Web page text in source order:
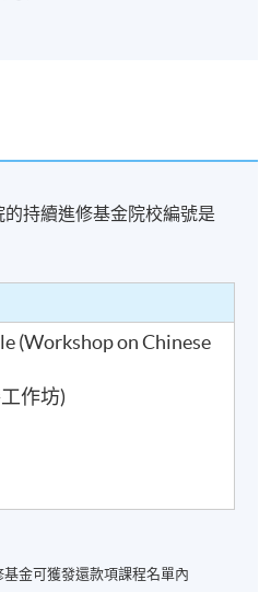
持續進修基金院校編號是
(Workshop on Chinese
作坊)
金可獲發還款項課程名單內